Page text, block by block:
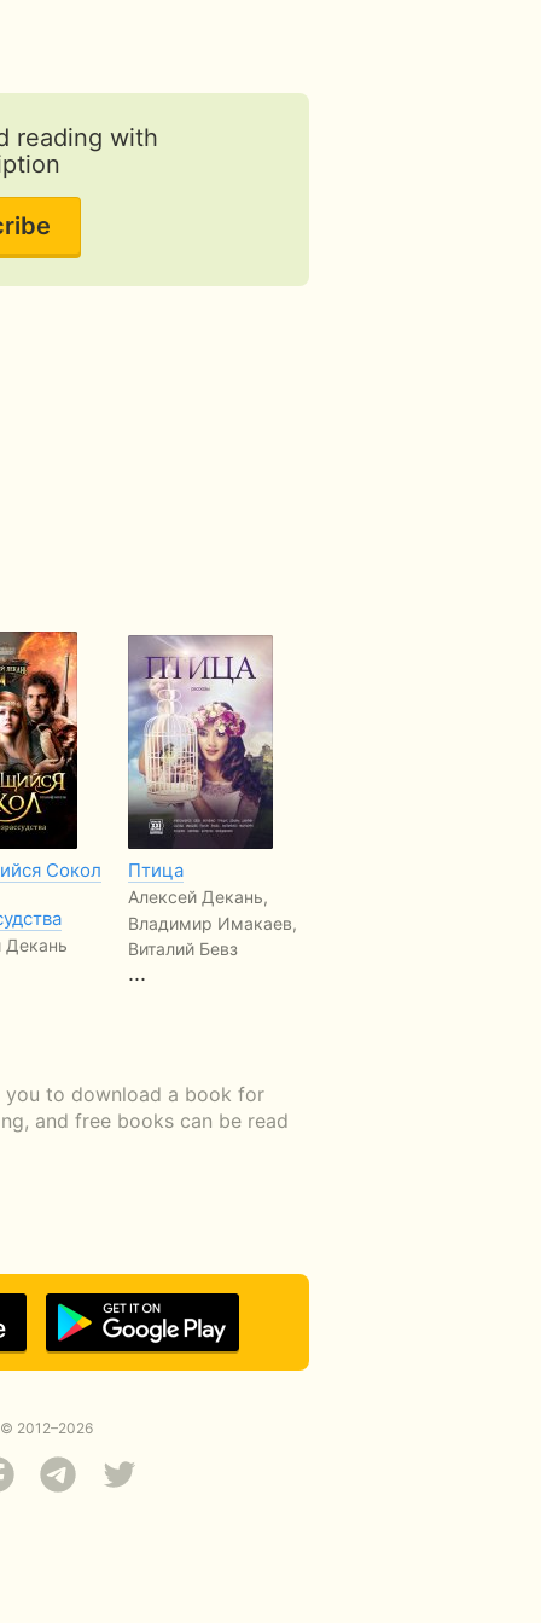
reading with
Сокол
Декань
Птица
Алексей Декань,
Владимир Имакаев,
Виталий Бевз
...
you to download a book for
and free books can be read
© 2012–2026